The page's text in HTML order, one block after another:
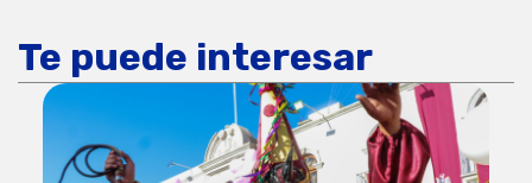
Te puede interesar